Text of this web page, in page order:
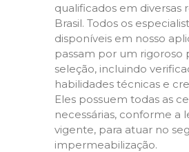
qualificados em diversas
Brasil. Todos os
disponíveis em nosso
passam por um rigoroso
seleção, incluindo
habilidades técnicas e
Eles possuem todas as
necessárias, conforme a
vigente, para atuar no
impermeabilização.